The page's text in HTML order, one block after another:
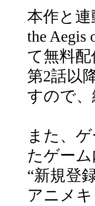
本作と
the
て無料配
第2話以
すので
また、
たゲー
“新規登
アニメ